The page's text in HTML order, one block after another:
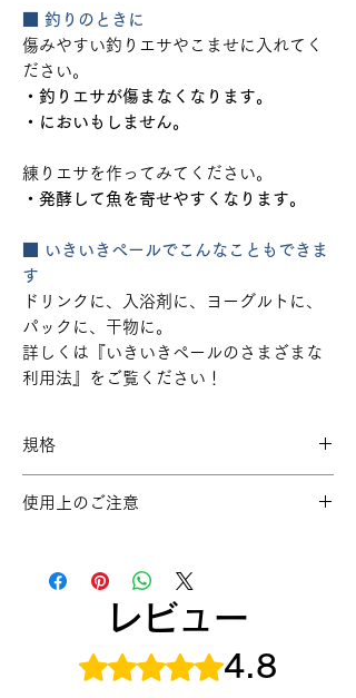
■ 釣りのときに
傷みやすい釣りエサやこませに入れてく
ださい。
・釣りエサが傷まなくなります。
・においもしません。
練りエサを作ってみてください。
・発酵して魚を寄せやすくなります。
■ いきいきペールでこんなこともできま
す
ドリンクに、入浴剤に、ヨーグルトに、
パックに、干物に。
詳しくは『いきいきペールのさまざまな
利用法』をご覧ください！
規格
10型（9.0リットル）
使用上のご注意
うと抗酸化溶液の効果を 失います。洗う
際には、必ず、えみなシリーズをご使用
ください。万が一、誤って、他の洗剤で
日干しすれば効果は回復します。
レビュー
5つ星のうち4.8と評価されています
4.8